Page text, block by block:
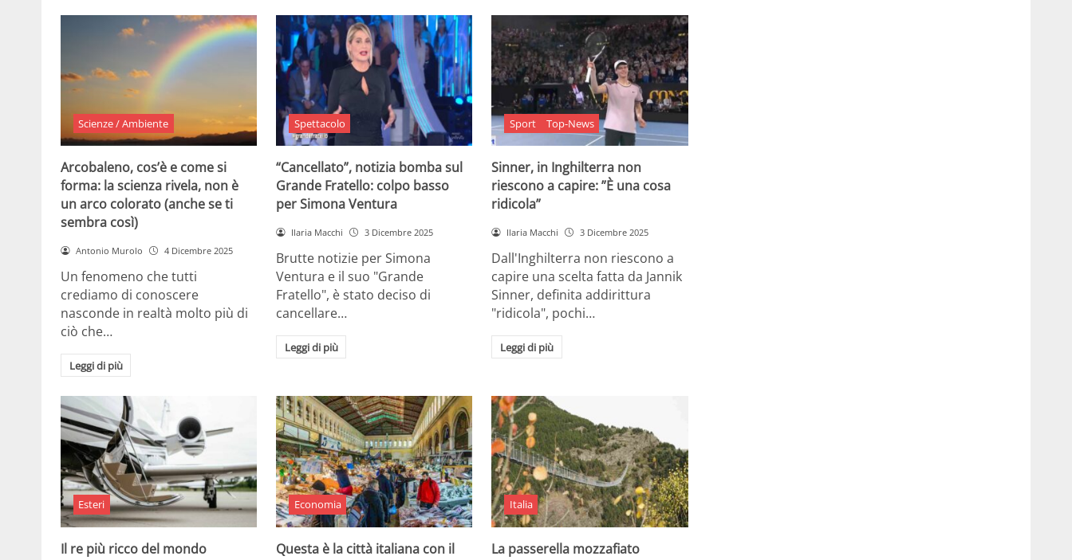
Scienze / Ambiente
Arcobaleno, cos’è e come si
forma: la scienza rivela, non è
un arco colorato (anche se ti
sembra così)
Antonio Murolo 4 Dicembre 2025
Un fenomeno che tutti
crediamo di conoscere
nasconde in realtà molto più di
ciò che…
Leggi di più
Spettacolo
“Cancellato”, notizia bomba sul
Grande Fratello: colpo basso
per Simona Ventura
Ilaria Macchi 3 Dicembre 2025
Brutte notizie per Simona
Ventura e il suo "Grande
Fratello", è stato deciso di
cancellare…
Leggi di più
Sport Top-News
Sinner, in Inghilterra non
riescono a capire: ”È una cosa
ridicola”
Ilaria Macchi 3 Dicembre 2025
Dall'Inghilterra non riescono a
capire una scelta fatta da Jannik
Sinner, definita addirittura
"ridicola", pochi…
Leggi di più
Esteri
Il re più ricco del mondo
Economia
Questa è la città italiana con il
Italia
La passerella mozzafiato